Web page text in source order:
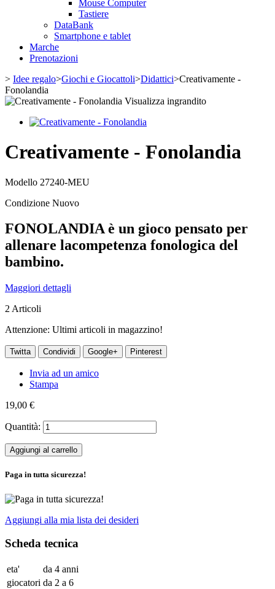
Mouse Computer
Tastiere
DataBank
Smartphone e tablet
Marche
Prenotazioni
> Idee regalo>Giochi e Giocattoli>Didattici>Creativamente -
Fonolandia
Visualizza ingrandito
Creativamente - Fonolandia
Modello 27240-MEU
Condizione Nuovo
FONOLANDIA è un gioco pensato per
allenare lacompetenza fonologica del
bambino.
Maggiori dettagli
2 Articoli
Attenzione: Ultimi articoli in magazzino!
Twitta Condividi Google+ Pinterest
Invia ad un amico
Stampa
19,00 €
Quantità:
Aggiungi al carrello
Paga in tutta sicurezza!
Aggiungi alla mia lista dei desideri
Scheda tecnica
eta'
da 4 anni
giocatori da 2 a 6